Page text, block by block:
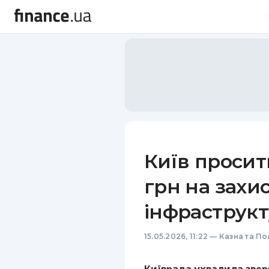
Київ
грн на
15.05.2026, 11:22 — Казна та